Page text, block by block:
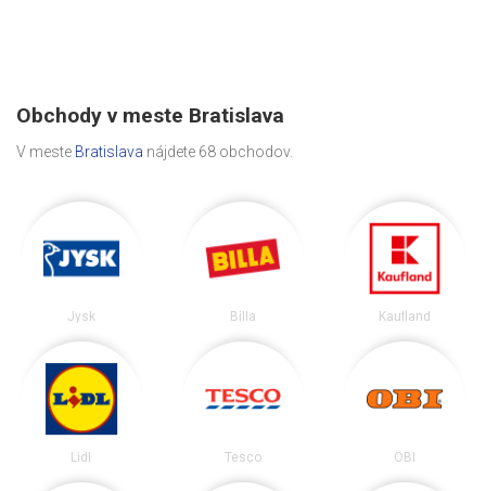
Obchody v meste Bratislava
V meste Bratislava nájdete 68 obchodov.
Jysk Billa Kaufland
Lidl Tesco OBI